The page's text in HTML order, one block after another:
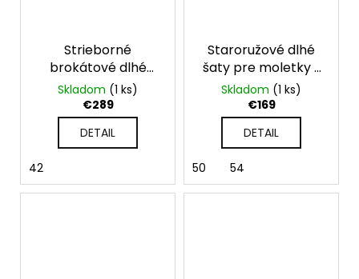
Strieborné
brokátové dlhé
spoločenské šaty
Skladom (1 ks)
€289
DETAIL
42
Staroružové dlhé
šaty pre moletky s
krátkymi rukávmi
Skladom (1 ks)
€169
DETAIL
50 54